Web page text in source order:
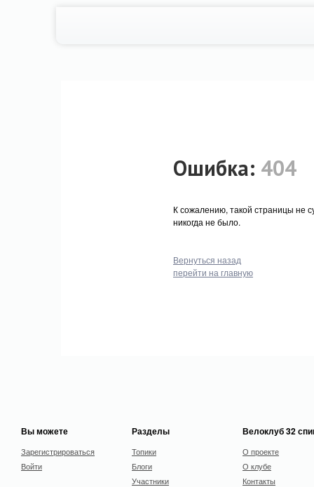
Ошибка: 404
К сожалению, такой страницы не
никогда не было.
Вернуться назад
перейти на главную
Вы можете
Зарегистрироваться
Войти
Разделы
Топики
Блоги
Участники
Велоклуб 32
О проекте
О клубе
Контакты